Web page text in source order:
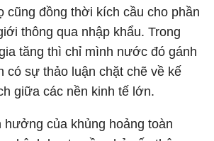
cũng đồng thời kích cầu cho phần
thông qua nhập khẩu. Trong
tăng thì chỉ mình nước đó gánh
có sự thảo luận chặt chẽ về kế
giữa các nền kinh tế lớn.
hưởng của khủng hoảng toàn